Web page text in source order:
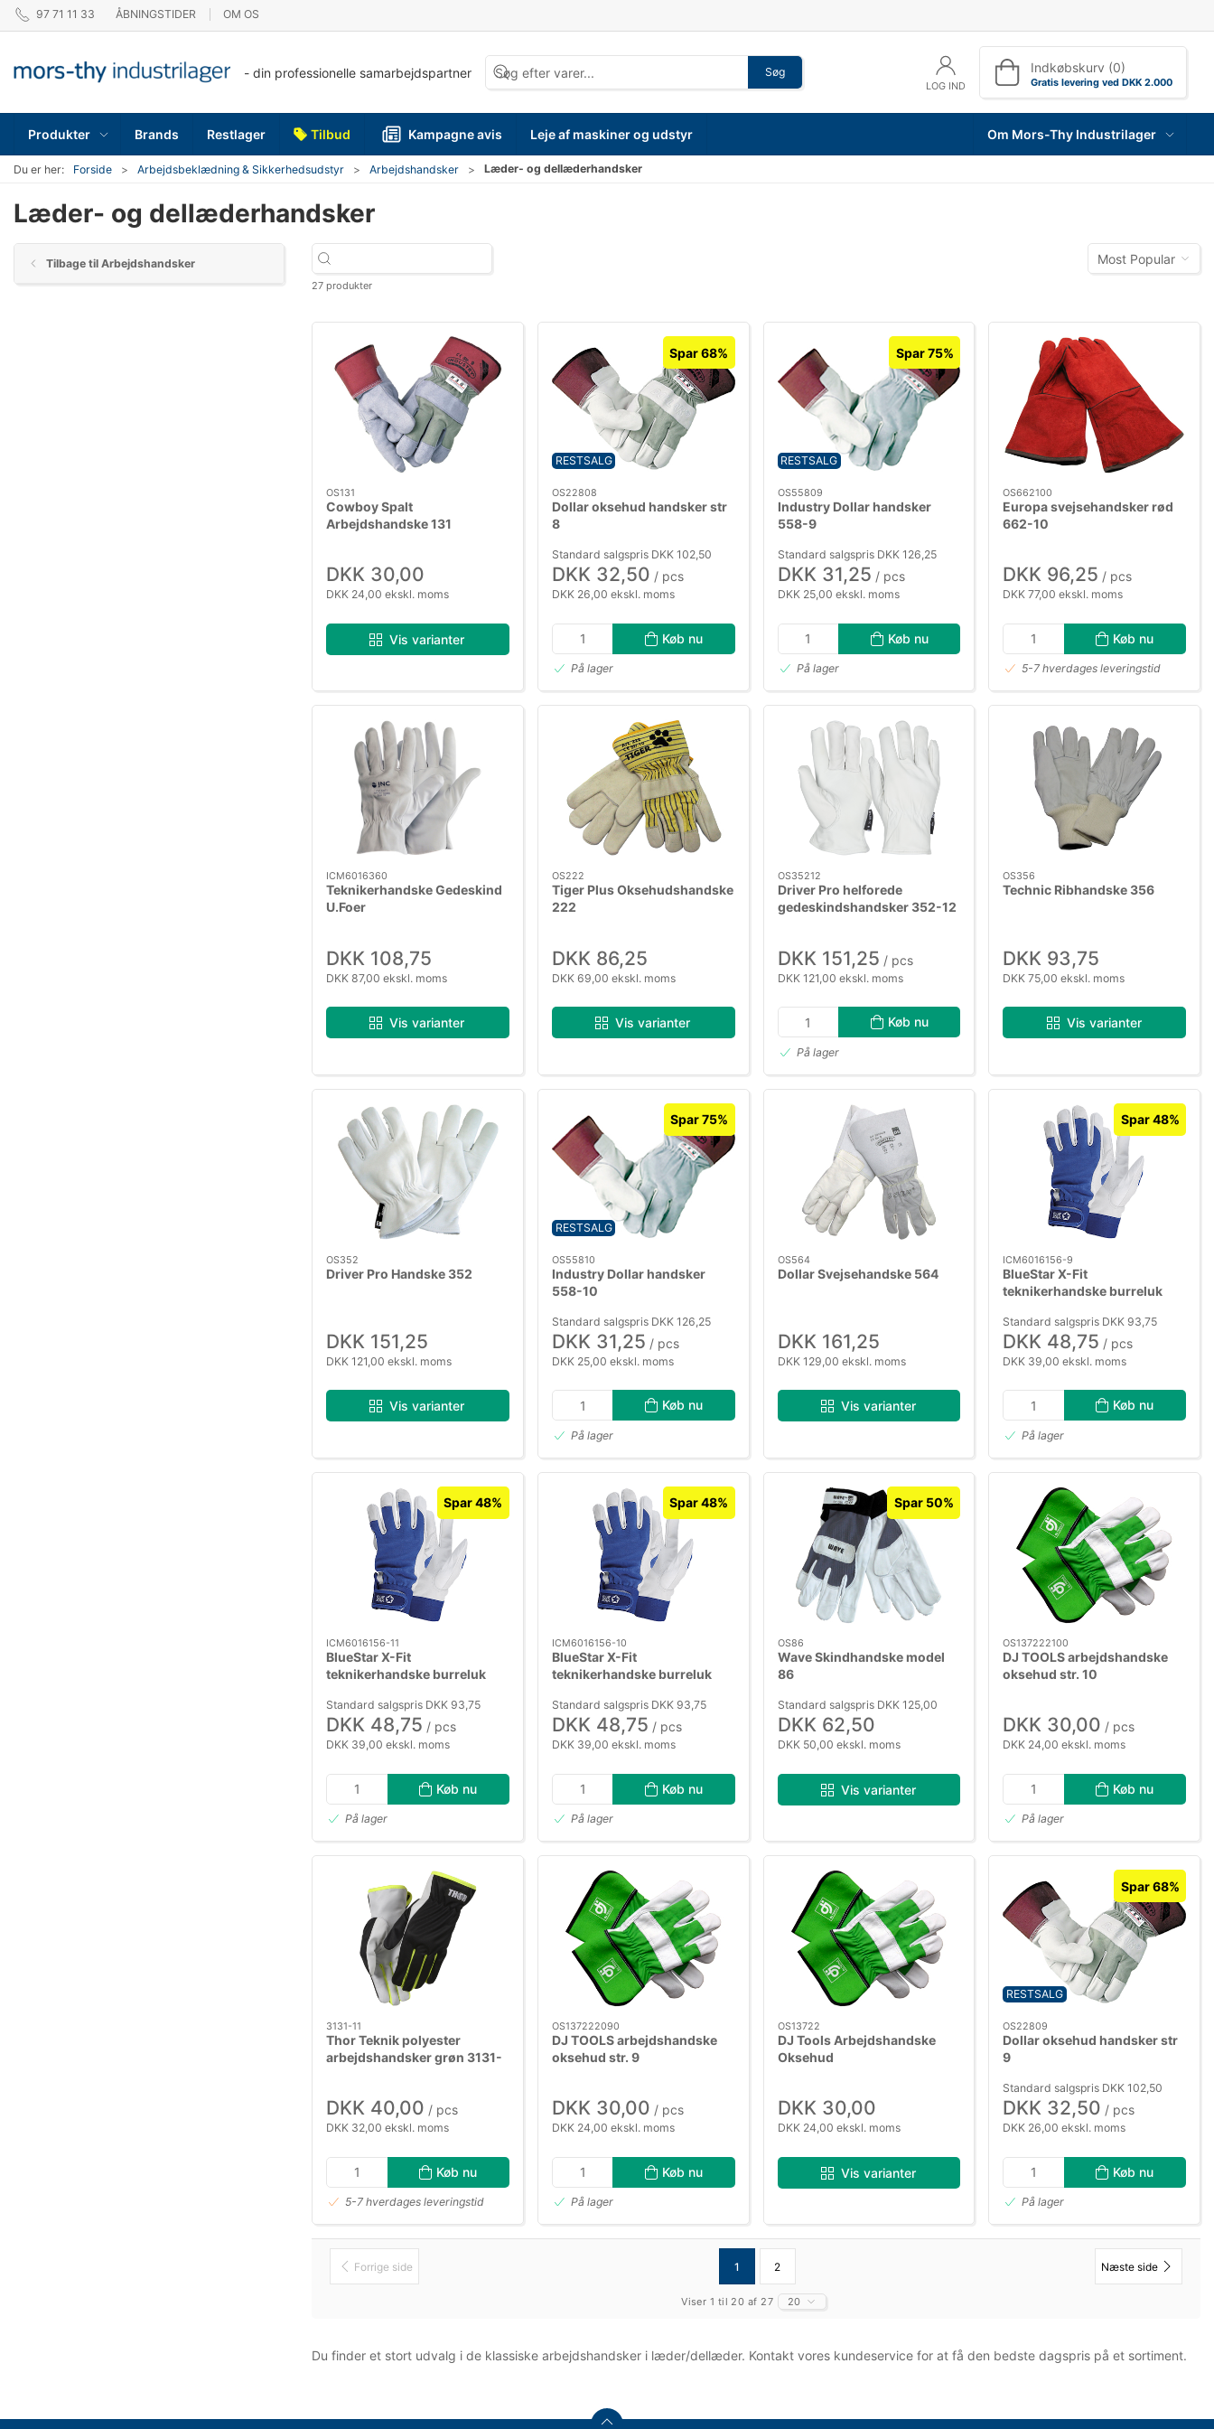
97 71 11 33 ÅBNINGSTIDER OM OS
- din professionelle samarbejdspartner Søg
LOG IND
Indkøbskurv (0)
Gratis levering ved DKK 2.000
Produkter Brands Restlager Tilbud Kampagne avis Leje af maskiner og udstyr Om Mors-Thy Industrilager
Du er her: Forside Arbejdsbeklædning & Sikkerhedsudstyr Arbejdshandsker Læder- og dellæderhandsker
Læder- og dellæderhandsker
Tilbage til Arbejdshandsker Most Popular
27 produkter
OS131
Cowboy Spalt
Arbejdshandske 131
DKK 30,00
DKK 24,00 ekskl. moms
Vis varianter
RESTSALG
Spar 68%
OS22808
Dollar oksehud handsker str
8
Standard salgspris DKK 102,50
DKK 32,50 / pcs
DKK 26,00 ekskl. moms
Køb nu
På lager
RESTSALG
Spar 75%
OS55809
Industry Dollar handsker
558-9
Standard salgspris DKK 126,25
DKK 31,25 / pcs
DKK 25,00 ekskl. moms
Køb nu
På lager
OS662100
Europa svejsehandsker rød
662-10
DKK 96,25 / pcs
DKK 77,00 ekskl. moms
Køb nu
5-7 hverdages leveringstid
ICM6016360
Teknikerhandske Gedeskind
U.Foer
DKK 108,75
DKK 87,00 ekskl. moms
Vis varianter
OS222
Tiger Plus Oksehudshandske
222
DKK 86,25
DKK 69,00 ekskl. moms
Vis varianter
OS35212
Driver Pro helforede
gedeskindshandsker 352-12
DKK 151,25 / pcs
DKK 121,00 ekskl. moms
Køb nu
På lager
OS356
Technic Ribhandske 356
DKK 93,75
DKK 75,00 ekskl. moms
Vis varianter
OS352
Driver Pro Handske 352
DKK 151,25
DKK 121,00 ekskl. moms
Vis varianter
RESTSALG
Spar 75%
OS55810
Industry Dollar handsker
558-10
Standard salgspris DKK 126,25
DKK 31,25 / pcs
DKK 25,00 ekskl. moms
Køb nu
På lager
OS564
Dollar Svejsehandske 564
DKK 161,25
DKK 129,00 ekskl. moms
Vis varianter
Spar 48%
ICM6016156-9
BlueStar X-Fit
teknikerhandske burreluk
Standard salgspris DKK 93,75
DKK 48,75 / pcs
DKK 39,00 ekskl. moms
Køb nu
På lager
Spar 48%
ICM6016156-11
BlueStar X-Fit
teknikerhandske burreluk
Standard salgspris DKK 93,75
DKK 48,75 / pcs
DKK 39,00 ekskl. moms
Køb nu
På lager
Spar 48%
ICM6016156-10
BlueStar X-Fit
teknikerhandske burreluk
Standard salgspris DKK 93,75
DKK 48,75 / pcs
DKK 39,00 ekskl. moms
Køb nu
På lager
Spar 50%
OS86
Wave Skindhandske model
86
Standard salgspris DKK 125,00
DKK 62,50
DKK 50,00 ekskl. moms
Vis varianter
OS137222100
DJ TOOLS arbejdshandske
oksehud str. 10
DKK 30,00 / pcs
DKK 24,00 ekskl. moms
Køb nu
På lager
3131-11
Thor Teknik polyester
arbejdshandsker grøn 3131-
DKK 40,00 / pcs
DKK 32,00 ekskl. moms
Køb nu
5-7 hverdages leveringstid
OS137222090
DJ TOOLS arbejdshandske
oksehud str. 9
DKK 30,00 / pcs
DKK 24,00 ekskl. moms
Køb nu
På lager
OS13722
DJ Tools Arbejdshandske
Oksehud
DKK 30,00
DKK 24,00 ekskl. moms
Vis varianter
RESTSALG
Spar 68%
OS22809
Dollar oksehud handsker str
9
Standard salgspris DKK 102,50
DKK 32,50 / pcs
DKK 26,00 ekskl. moms
Køb nu
På lager
Forrige side 1 2 Næste side
Viser 1 til 20 af 27 20
Du finder et stort udvalg i de klassiske arbejdshandsker i læder/dellæder. Kontakt vores kundeservice for at få den bedste dagspris på et sortiment.